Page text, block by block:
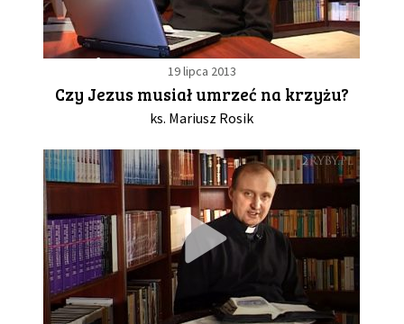
19 lipca 2013
Czy Jezus musiał umrzeć na krzyżu?
ks. Mariusz Rosik